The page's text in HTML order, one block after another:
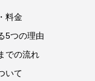
料金
5つの理由
での流れ
いて